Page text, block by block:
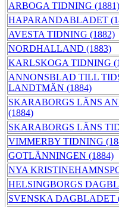
ARBOGA TIDNING (1881)
HAPARANDABLADET
AVESTA TIDNING (1882)
NORDHALLAND (1883)
KARLSKOGA TIDNING
ANNONSBLAD TILL
LANDTMÄN (1884)
SKARABORGS LÄNS
(1884)
SKARABORGS LÄNS
VIMMERBY TIDNING
GOTLÄNNINGEN (1884)
NYA
HELSINGBORGS
SVENSKA DAGBLADET